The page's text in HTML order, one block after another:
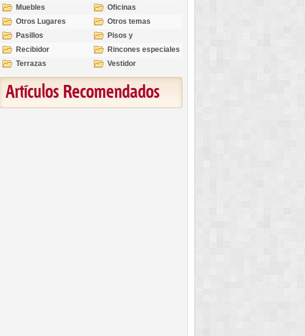
Muebles
Oficinas
Otros Lugares
Otros temas
Pasillos
Pisos y
revestimientos
Recibidor
Rincones especiales
Terrazas
Vestidor
Artículos Recomendados